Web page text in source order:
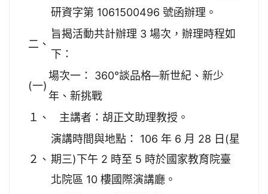
研資字第 1061500496 號函辦理。
二、
旨揭活動共計辦理 3 場次，辦理時程如
下：
(一)
場次一： 360°談品格─新世紀、新少
年、新挑戰
１、
主講者：胡正文助理教授。
２、
演講時間與地點： 106 年 6 月 28 日(星
期三)下午 2 時至 5 時於國家教育院臺
北院區 10 樓國際演講廳。